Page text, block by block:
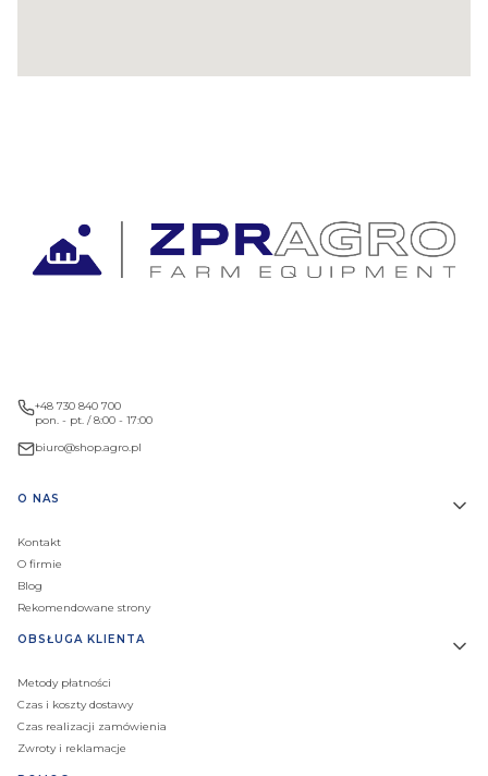
+48 730 840 700
pon. - pt. / 8:00 - 17:00
biuro@shop.agro.pl
Linki w stopce
O NAS
Kontakt
O firmie
Blog
Rekomendowane strony
OBSŁUGA KLIENTA
Metody płatności
Czas i koszty dostawy
Czas realizacji zamówienia
Zwroty i reklamacje